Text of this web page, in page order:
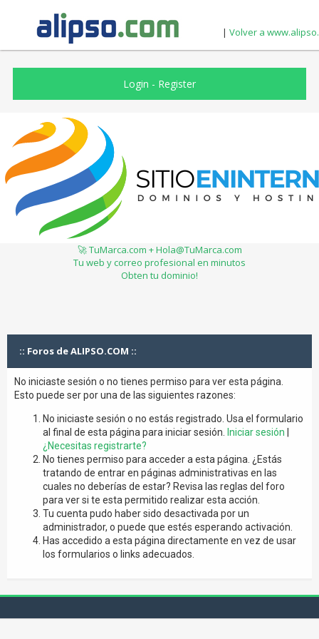
| Volver a
Login - Register
🚀 TuMarca.com + Hola@TuMarca.com
Tu web y correo profesional en minutos
Obten tu dominio!
:: Foros de ALIPSO.COM ::
No iniciaste sesión o no tienes permiso para ver esta página.
Esto puede ser por una de las siguientes razones:
No iniciaste sesión o no estás registrado. Usa el formulario
al final de esta página para iniciar sesión.
Iniciar sesión
¿Necesitas registrarte?
No tienes permiso para acceder a esta página. ¿Estás
tratando de entrar en páginas administrativas en las
cuales no deberías de estar? Revisa las reglas del foro
para ver si te esta permitido realizar esta acción.
Tu cuenta pudo haber sido desactivada por un
administrador, o puede que estés esperando activación.
Has accedido a esta página directamente en vez de usar
los formularios o links adecuados.